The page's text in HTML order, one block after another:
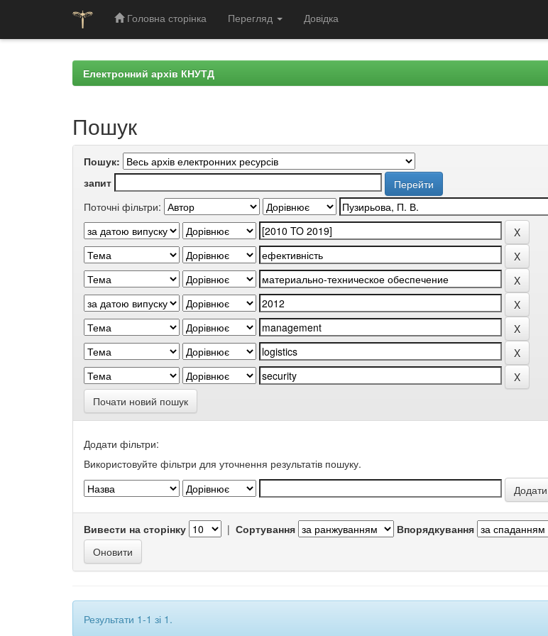
Головна сторінка Перегляд Довідка
Електронний архів КНУТД
Пошук
Пошук:
запит
Поточні фільтри:
Почати новий пошук
Додати фільтри:
Використовуйте фільтри для уточнення результатів пошуку.
Вивести на сторінку | Сортування Впорядкування
Результати 1-1 зі 1.